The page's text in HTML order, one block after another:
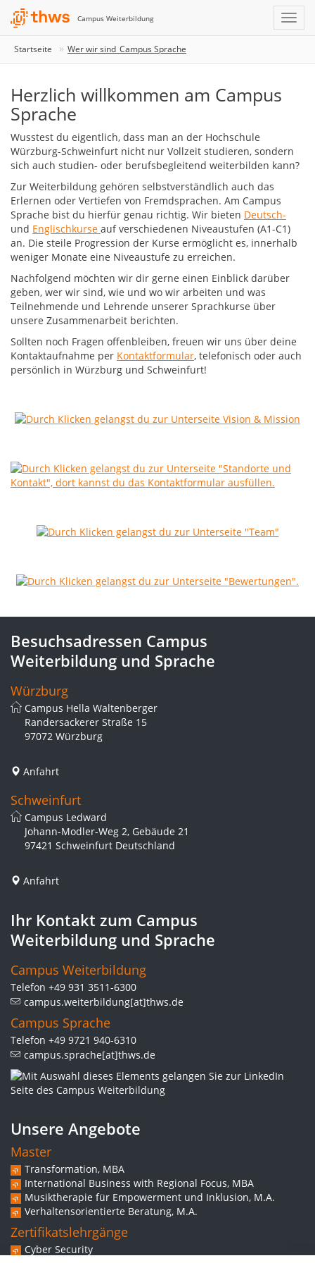
Campus Weiterbildung
Startseite Wer wir sind_Campus Sprache
Herzlich willkommen am Campus
Sprache
Wusstest du eigentlich, dass man an der Hochschule
Würzburg-Schweinfurt nicht nur Vollzeit studieren, sondern
sich auch studien- oder berufsbegleitend weiterbilden kann?
Zur Weiterbildung gehören selbstverständlich auch das
Erlernen oder Vertiefen von Fremdsprachen. Am Campus
Sprache bist du hierfür genau richtig. Wir bieten Deutsch-
und Englischkurse auf verschiedenen Niveaustufen (A1-C1)
an. Die steile Progression der Kurse ermöglicht es, innerhalb
weniger Monate eine Niveaustufe zu erreichen.
Nachfolgend möchten wir dir gerne einen Einblick darüber
geben, wer wir sind, wie und wo wir arbeiten und was
Teilnehmende und Lehrende unserer Sprachkurse über
unsere Zusammenarbeit berichten.
Sollten noch Fragen offenbleiben, freuen wir uns über deine
Kontaktaufnahme per Kontaktformular, telefonisch oder auch
persönlich in Würzburg und Schweinfurt!
Besuchsadressen Campus
Weiterbildung und Sprache
Würzburg
Campus Hella Waltenberger
Randersackerer Straße 15
97072 Würzburg
Anfahrt
Schweinfurt
Campus Ledward
Johann-Modler-Weg 2, Gebäude 21
97421 Schweinfurt Deutschland
Anfahrt
Ihr Kontakt zum Campus
Weiterbildung und Sprache
Campus Weiterbildung
Telefon +49 931 3511-6300
campus.weiterbildung[at]thws.de
Campus Sprache
Telefon +49 9721 940-6310
campus.sprache[at]thws.de
Unsere Angebote
Master
Transformation, MBA
International Business with Regional Focus, MBA
Musiktherapie für Empowerment und Inklusion, M.A.
Verhaltensorientierte Beratung, M.A.
Zertifikatslehrgänge
Cyber Security